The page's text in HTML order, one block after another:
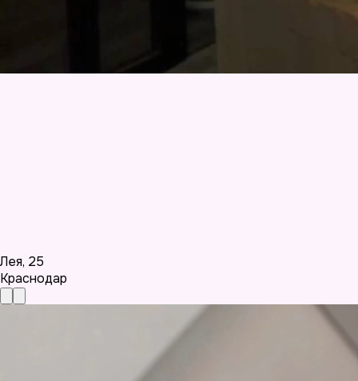
Лея, 25
Краснодар